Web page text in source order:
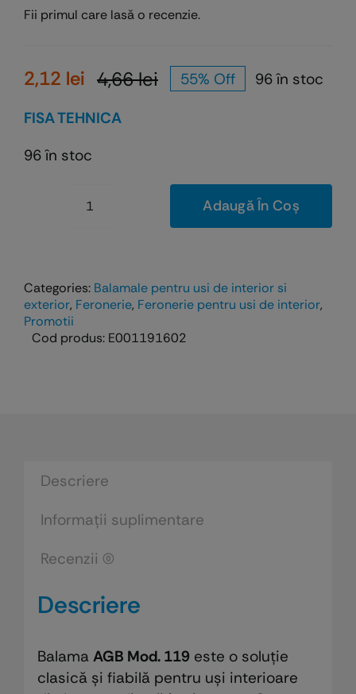
Fii primul care lasă o recenzie.
4,66leiPrețul
2,12 lei
Prețul55% Off
96 în stoc
FISA TEHNICA
96 în stoc
Cantitate
usi
din
-
Adaugă În Coș
Categories: Balamale pentru usi de interior si
exterior, Feronerie, Feronerie pentru usi de interior,
Promotii
Cod produs: E001191602
Descriere
Informații suplimentare
Recenzii (0)
Descriere
Balama AGB Mod. 119este o soluție
clasică și fiabilă pentru uși interioare